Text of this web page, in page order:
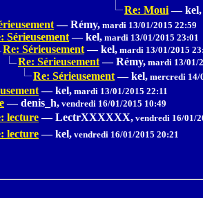
Re: Moui — kel,
— Rémy, mardi 13/01/2015 22:59
Sérieusement — kel, mardi 13/01/2015 23:01
Re: Sérieusement — kel, mardi 13/01/2015
Re: Sérieusement — Rémy, mardi 13/01/
Re: Sérieusement — kel, mercredi 14/
— kel, mardi 13/01/2015 22:11
— denis_h, vendredi 16/01/2015 10:49
lecture — LectrXXXXXX, vendredi 16/01/
lecture — kel, vendredi 16/01/2015 20:21